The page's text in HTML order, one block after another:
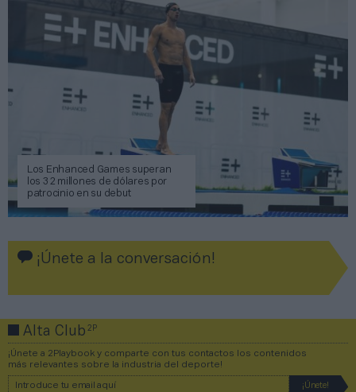
Los Enhanced Games superan
los 32 millones de dólares por
patrocinio en su debut
¡Únete a la conversación!
Alta Club2P
¡Únete a 2Playbook y comparte con tus contactos los contenidos
más relevantes sobre la industria del deporte!